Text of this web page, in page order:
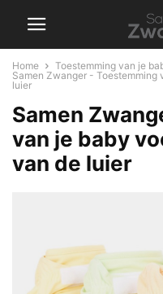
Home
Toestemming van je
Samen Zwanger -
luier
Samen
van je baby
van de luier